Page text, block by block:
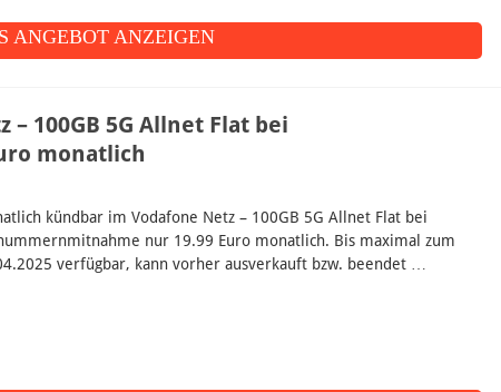
ANGEBOT ANZEIGEN
100GB 5G Allnet Flat bei
monatlich
kündbar im Vodafone Netz – 100GB 5G Allnet Flat bei
nur 19.99 Euro monatlich. Bis maximal zum
verfügbar, kann vorher ausverkauft bzw. beendet …